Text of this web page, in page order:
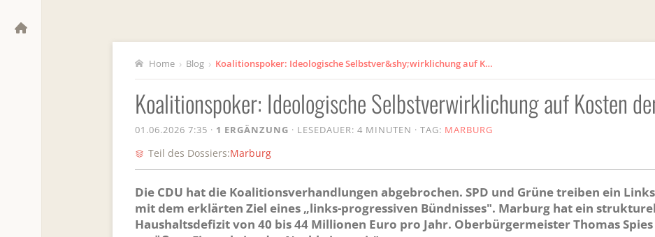
Home › Blog › Koalitionspoker: Ideologische Selbstver&shy;wirklichung auf Kosten der Stadt
Koalitionspoker: Ideologische Selbstver­wirklichung auf Kosten
01.06.2026 7:35 · 1 ERGÄNZUNG · LESEDAUER: 4 MINUTEN · TAG: MARBURG
Teil des Dossiers:Marburg
Die CDU hat die Koalitionsverhandlungen abgebrochen. SPD und Grüne treiben ein
mit dem erklärten Ziel eines „links-progressiven Bündnisses". Marburg hat ein
Haushaltsdefizit von 40 bis 44 Millionen Euro pro Jahr. Oberbürgermeister Thomas